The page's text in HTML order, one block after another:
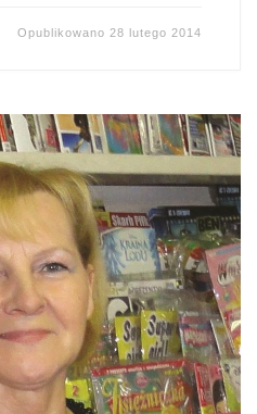
Opublikowano 28 lutego 2014